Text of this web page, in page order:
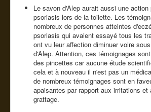
Le savon d'Alep aurait aussi une
psoriasis lors de la toilette. Les
nombreux de personnes atteintes
psoriasis qui avaient essayé tous les
ont vu leur affection diminuer voire
d'Alep. Attention, ces témoignages
des pincettes car aucune étude
cela et à nouveau il n'est pas un
de nombreux témoignages sont en
apaisantes par rapport aux irritations et
grattage.